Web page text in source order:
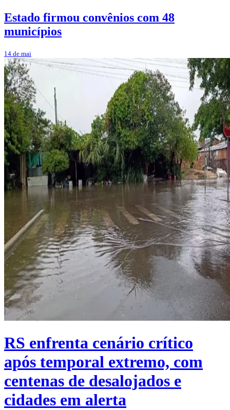
Estado firmou convênios com 48
municípios
14 de mai
RS enfrenta cenário crítico
após temporal extremo, com
centenas de desalojados e
cidades em alerta